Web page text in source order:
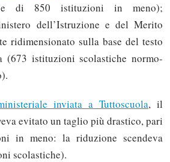
di 850 istituzioni in meno);
dell’Istruzione e del Merito
ridimensionato sulla base del testo
(673 istituzioni scolastiche normo-
inviata a Tuttoscuola, il
evitato un taglio più drastico, pari
in meno: la riduzione scendeva
scolastiche).